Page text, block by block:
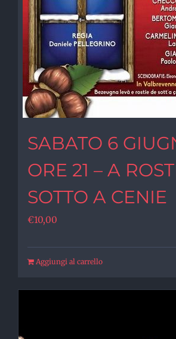
SABATO 6
ORE 21 – A
SOTTO A CENIE
€10,00
Aggiungi al carrello